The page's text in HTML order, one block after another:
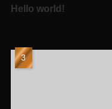
Hello world!